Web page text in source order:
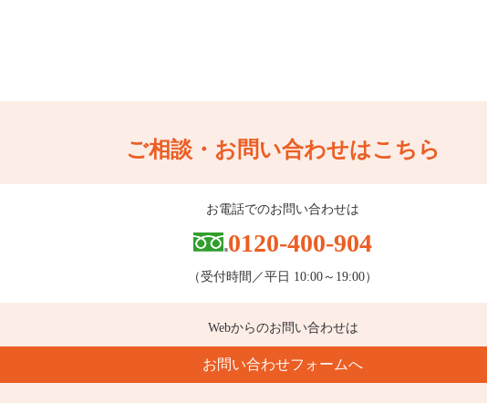
ご相談・お問い合わせはこちら
お電話でのお問い合わせは
0120-400-904
（受付時間／平日 10:00～19:00）
Webからのお問い合わせは
お問い合わせフォームへ